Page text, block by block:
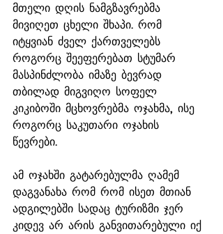
მთელი დღის ნამგზავრებმა
მივიღეთ ცხელი შხაპი. რომ
იტყვიან ძველ ქართველებს
როგორც შეეფერებათ სტუმარ
მასპინძლობა იმაზე ბევრად
თბილად მიგვიღო სოფელ
კიკიბოში მცხოვრებმა ოჯახმა, ისე
როგორც საკუთარი ოჯახის
წევრები.
ამ ოჯახში გატარებულმა ღამემ
დაგვანახა რომ რომ ისეთ მთიან
ადგილებში სადაც ტურიზმი ჯერ
კიდევ არ არის განვითარებული იქ